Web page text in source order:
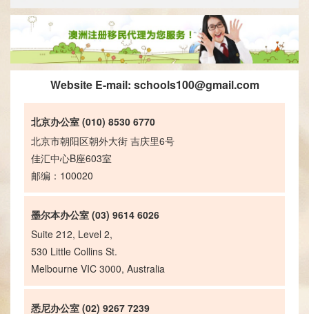
Website E-mail: schools100@gmail.com
北京办公室 (010) 8530 6770
北京市朝阳区朝外大街 吉庆里6号
佳汇中心B座603室
邮编：100020
墨尔本办公室 (03) 9614 6026
Suite 212, Level 2,
530 Little Collins St.
Melbourne VIC 3000, Australia
悉尼办公室 (02) 9267 7239